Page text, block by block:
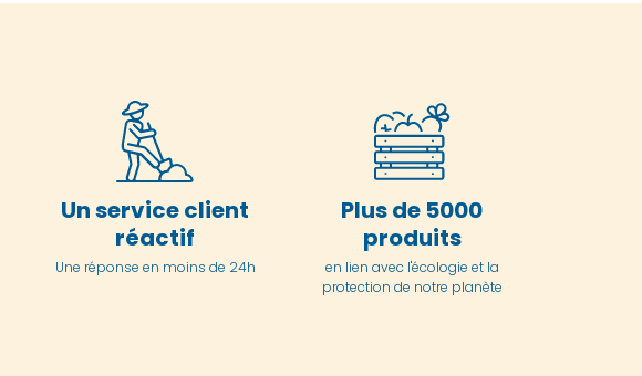
Un service client
réactif
Une réponse en moins de 24h
Plus de 5000
produits
en lien avec l'écologie et la
protection de notre planète